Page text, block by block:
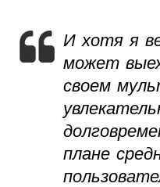
И хотя я
может
своем
плане